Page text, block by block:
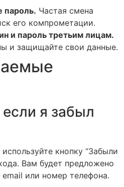
пароль. Частая смена
его компрометации.
и пароль третьим лицам.
и защищайте свои данные.
я забыл
кнопку “Забыли
Вам будет предложено
email или номер телефона.